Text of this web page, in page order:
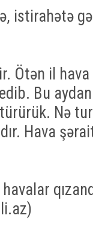
istirahətə
Ötən il
Bu
Nə
Hava